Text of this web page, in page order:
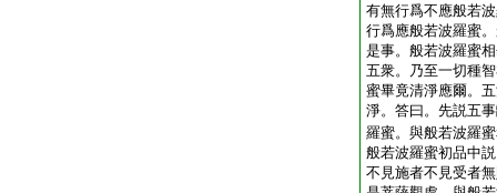
有無行爲不應般若
行爲應般若波羅蜜
是事。般若波羅蜜
五衆。乃至一切種
蜜畢竟清淨應爾。
淨。答曰。先説五
羅蜜。與般若波羅
般若波羅蜜初品中
不見施者不見受者